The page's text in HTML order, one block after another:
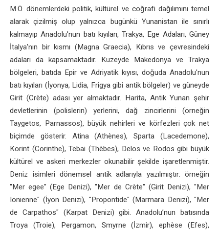
M.Ö. dönemlerdeki politik, kültürel ve coğrafi dağılımını temel
alarak çizilmiş olup yalnızca bugünkü Yunanistan ile sınırlı
kalmayıp Anadolu'nun batı kıyıları, Trakya, Ege Adaları, Güney
İtalya'nın bir kısmı (Magna Graecia), Kıbrıs ve çevresindeki
adaları da kapsamaktadır. Kuzeyde Makedonya ve Trakya
bölgeleri, batıda Epir ve Adriyatik kıyısı, doğuda Anadolu'nun
batı kıyıları (İyonya, Lidia, Frigya gibi antik bölgeler) ve güneyde
Girit (Crète) adası yer almaktadır. Harita, Antik Yunan şehir
devletlerinin (polislerin) yerlerini, dağ zincirlerini (örneğin
Taygetos, Parnassos), büyük nehirleri ve körfezleri çok net
biçimde gösterir. Atina (Athènes), Sparta (Lacedemone),
Korint (Corinthe), Tebai (Thèbes), Delos ve Rodos gibi büyük
kültürel ve askeri merkezler okunabilir şekilde işaretlenmiştir.
Deniz isimleri dönemsel antik adlarıyla yazılmıştır: örneğin
"Mer egee" (Ege Denizi), "Mer de Crète" (Girit Denizi), "Mer
Ionienne" (İyon Denizi), "Propontide" (Marmara Denizi), "Mer
de Carpathos" (Karpat Denizi) gibi. Anadolu’nun batısında
Troya (Troie), Pergamon, Smyrne (İzmir), ephèse (Efes),